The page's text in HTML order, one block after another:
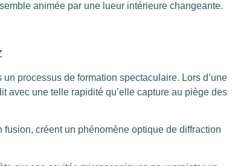
animée par une lueur intérieure changeante.
processus de formation spectaculaire. Lors d’une
avec une telle rapidité qu’elle capture au piège des
créent un phénomène optique de diffraction